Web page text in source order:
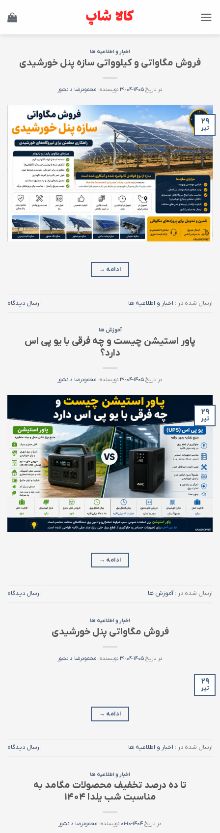
اخبار و اطلاعیه ها
فروش مگاواتی و کیلوواتی سازه پنل خورشیدی
در تاریخ ۱۴۰۵-۰۴-۲۹ نویسنده: محمودرضا دانشور
۲۹
تیر
ادامه →
ارسال شده در : اخبار و اطلاعیه ها ارسال دیدگاه
آموزش ها
پاور استیشن چیست و چه فرقی با یو پی اس
دارد؟
در تاریخ ۱۴۰۵-۰۴-۲۹ نویسنده: محمودرضا دانشور
۲۹
تیر
ادامه →
ارسال شده در :آموزش ها ارسال دیدگاه
اخبار و اطلاعیه ها
فروش مگاواتی پنل خورشیدی
در تاریخ ۱۴۰۵-۰۴-۲۹ نویسنده: محمودرضا دانشور
۲۹
تیر
ادامه →
ارسال شده در : اخبار و اطلاعیه ها ارسال دیدگاه
اخبار و اطلاعیه ها
تا ده درصد تخفیف محصولات مگامد به
مناسبت شب یلدا ۱۴۰۴
در تاریخ ۱۴۰۴-۱۰-۰۱ نویسنده: محمودرضا دانشور